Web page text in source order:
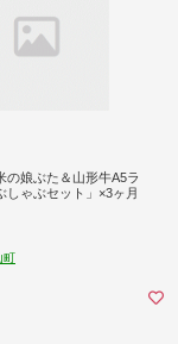
の娘ぶた＆山形牛A5ラ
しゃぶセット」×3ヶ月
町